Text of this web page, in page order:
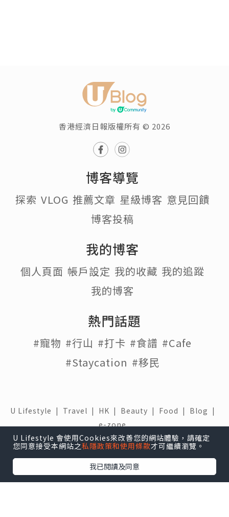
香港經濟日報版權所有 © 2026
博客導覽
探索 VLOG 推薦文章 星級博客 意見回饋
博客投稿
我的博客
個人頁面 帳戶設定 我的收藏 我的追蹤
我的博客
熱門話題
#寵物 #行山 #打卡 #食譜 #Cafe
#Staycation #移民
U Lifestyle | Travel | HK | Beauty | Food | Blog |
e-zone
關於我們 |免責聲明 |使用條款 |私隱政策 |招聘人才 |
聯絡我們
下載 U Lifestyle應用程式
U Lifestyle 會使用Cookies來改善您的網站體驗，請確定
您同意接受本網站之私隱政策和使用條款才可繼續瀏覽。
我已閱讀及同意